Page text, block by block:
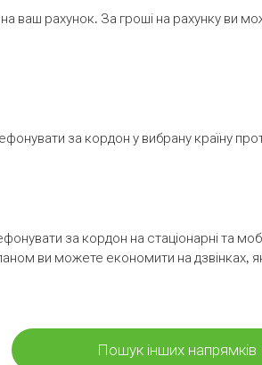
рахунок. За гроші на рахунку ви
за кордон у вибрану країну
за кордон на стаціонарні та
ви можете економити на дзвінках,
Пошук інших напрямків